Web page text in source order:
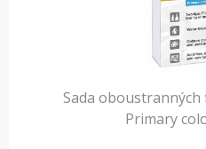
Sada
Primary